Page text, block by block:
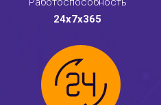
24x7x365